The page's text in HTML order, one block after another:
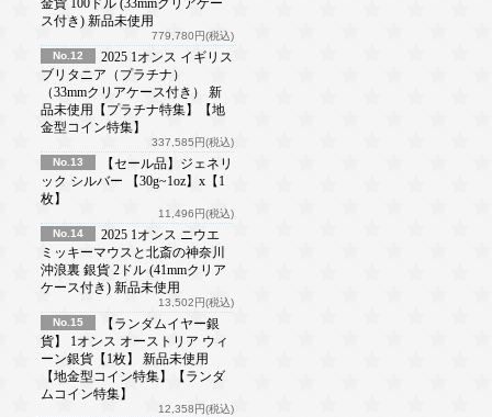
金貨 100ドル (33mmクリアケー
ス付き) 新品未使用
779,780円(税込)
No.12
2025 1オンス イギリス
ブリタニア（プラチナ）
（33mmクリアケース付き） 新
品未使用【プラチナ特集】【地
金型コイン特集】
337,585円(税込)
No.13
【セール品】ジェネリ
ック シルバー 【30g~1oz】x【1
枚】
11,496円(税込)
No.14
2025 1オンス ニウエ
ミッキーマウスと北斎の神奈川
沖浪裏 銀貨 2ドル (41mmクリア
ケース付き) 新品未使用
13,502円(税込)
No.15
【ランダムイヤー銀
貨】 1オンス オーストリア ウィ
ーン銀貨【1枚】 新品未使用
【地金型コイン特集】【ランダ
ムコイン特集】
12,358円(税込)